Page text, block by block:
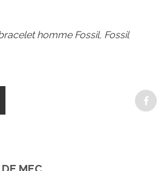
homme Fossil, Fossil